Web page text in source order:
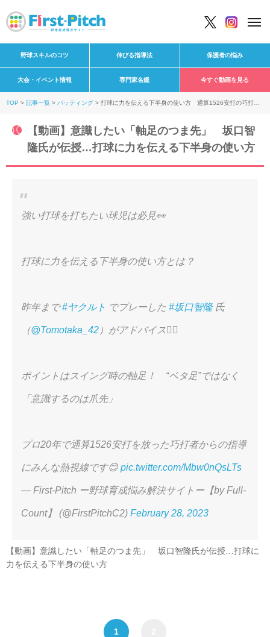
野球スキルのコツ 伸びる指導法 保護者の悩み
大会・イベント情報 専門家名鑑 今すぐ動画を見る
TOP 記事一覧 バッティング
打球に力を伝える下半身の使い方 通算1526安打の巧打者
【動画】意識したい「軸足のつま先」 坂口智
隆氏が伝授…打球に力を伝える下半身の使い方
強い打球を打ちたい球児は必見👀
打球に力を伝える下半身の使い方とは？
昨年まで#ヤクルト でプレーした #坂口智隆氏
（@Tomotaka_42 ）がアドバイス🙋‍♂️
ポイントはスイング時の軸足！ “ベタ足”ではなく
「意識するのは爪先」
プロ20年で通算1526安打を放った巧打者からの指導
にみんな熱視線です😊 pic.twitter.com/Mbw0nQsLTs
— First-Pitch ー野球育成悩み解決サイトー【by Full-
Count】 (@FirstPitchC2) February 28, 2023
【動画】意識したい「軸足のつま先」 坂口智隆氏が伝授…打球に
力を伝える下半身の使い方
1